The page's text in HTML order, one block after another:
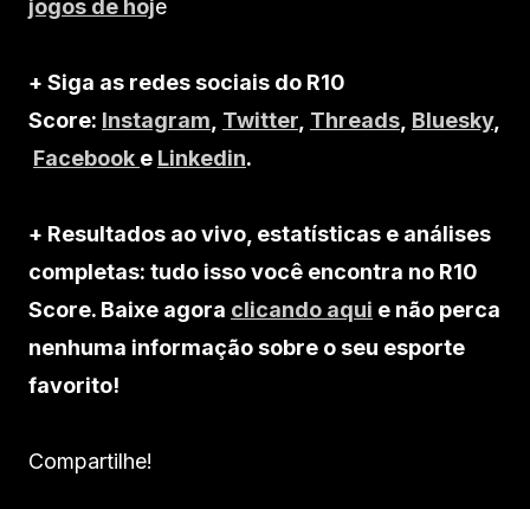
jogos de hoje
+ Siga as redes sociais do R10
Score: Instagram Twitter Threads Bluesky,
Facebook e Linkedin.
+ Resultados ao vivo, estatísticas e análises
completas: tudo isso você encontra no R10
Score. Baixe agora clicando aqui e não perca
nenhuma informação sobre o seu esporte
favorito!
Compartilhe!